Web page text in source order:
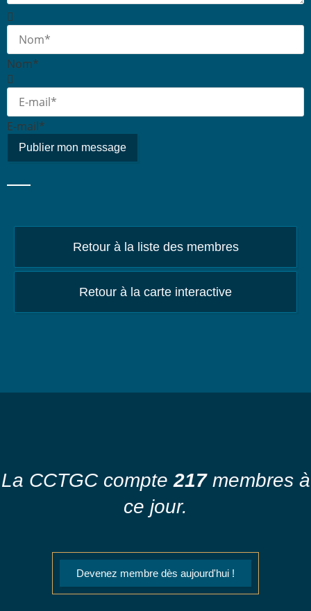
Nom*
E-mail*
Retour à la liste des membres
Retour à la carte interactive
La CCTGC compte 217 membres à
ce jour.
Devenez membre dès aujourd'hui !